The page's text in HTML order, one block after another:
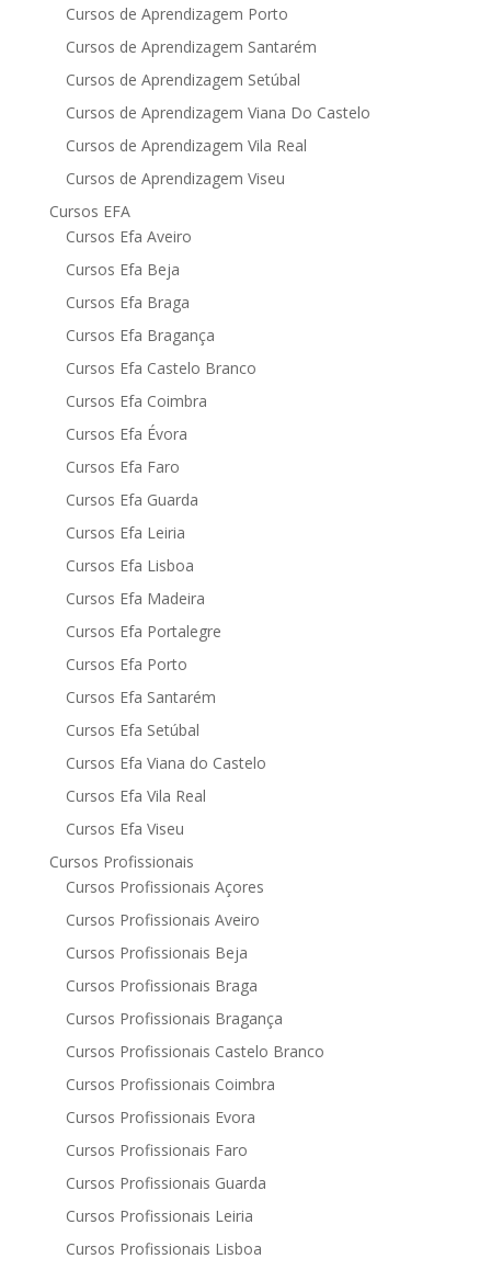
Cursos de Aprendizagem Porto
Cursos de Aprendizagem Santarém
Cursos de Aprendizagem Setúbal
Cursos de Aprendizagem Viana Do Castelo
Cursos de Aprendizagem Vila Real
Cursos de Aprendizagem Viseu
Cursos EFA
Cursos Efa Aveiro
Cursos Efa Beja
Cursos Efa Braga
Cursos Efa Bragança
Cursos Efa Castelo Branco
Cursos Efa Coimbra
Cursos Efa Évora
Cursos Efa Faro
Cursos Efa Guarda
Cursos Efa Leiria
Cursos Efa Lisboa
Cursos Efa Madeira
Cursos Efa Portalegre
Cursos Efa Porto
Cursos Efa Santarém
Cursos Efa Setúbal
Cursos Efa Viana do Castelo
Cursos Efa Vila Real
Cursos Efa Viseu
Cursos Profissionais
Cursos Profissionais Açores
Cursos Profissionais Aveiro
Cursos Profissionais Beja
Cursos Profissionais Braga
Cursos Profissionais Bragança
Cursos Profissionais Castelo Branco
Cursos Profissionais Coimbra
Cursos Profissionais Evora
Cursos Profissionais Faro
Cursos Profissionais Guarda
Cursos Profissionais Leiria
Cursos Profissionais Lisboa